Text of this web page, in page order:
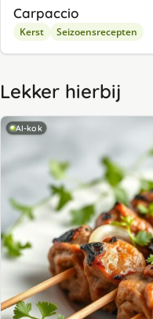
Carpaccio
Kerst Seizoensrecepten
Lekker hierbij
AI-kok